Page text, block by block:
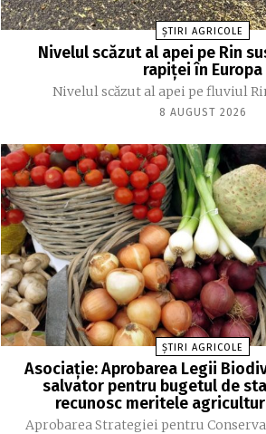
ȘTIRI AGRICOLE
Nivelul scăzut al apei pe Rin
rapiței în Europa
Nivelul scăzut al apei pe fluviul
8 AUGUST 2026
ȘTIRI AGRICOLE
Asociație: Aprobarea Legii
salvator pentru bugetul de
recunosc meritele
Aprobarea Strategiei pentru